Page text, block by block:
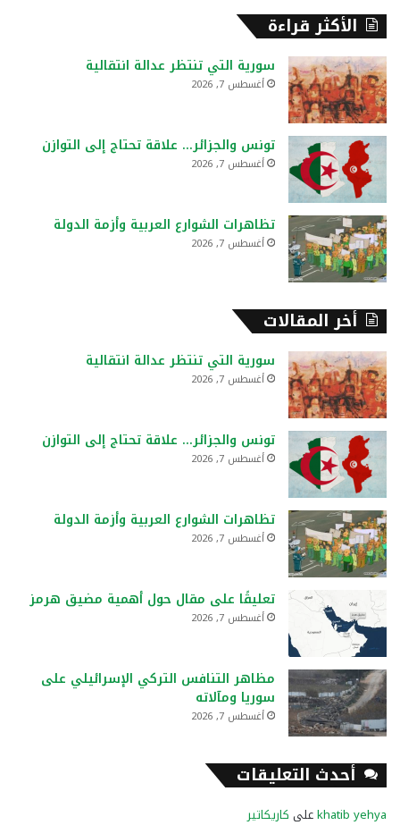
ن
الأكثر قراءة
سورية التي تنتظر عدالة انتقالية
أغسطس 7, 2026
تونس والجزائر… علاقة تحتاج إلى التوازن
أغسطس 7, 2026
تظاهرات الشوارع العربية وأزمة الدولة
أغسطس 7, 2026
أخر المقالات
سورية التي تنتظر عدالة انتقالية
أغسطس 7, 2026
تونس والجزائر… علاقة تحتاج إلى التوازن
أغسطس 7, 2026
تظاهرات الشوارع العربية وأزمة الدولة
أغسطس 7, 2026
تعليقًا على مقال حول أهمية مضيق هرمز
أغسطس 7, 2026
مظاهر التنافس التركي الإسرائيلي على
سوريا ومآلاته
أغسطس 7, 2026
أحدث التعليقات
khatib yehyaعلى كاريكاتير